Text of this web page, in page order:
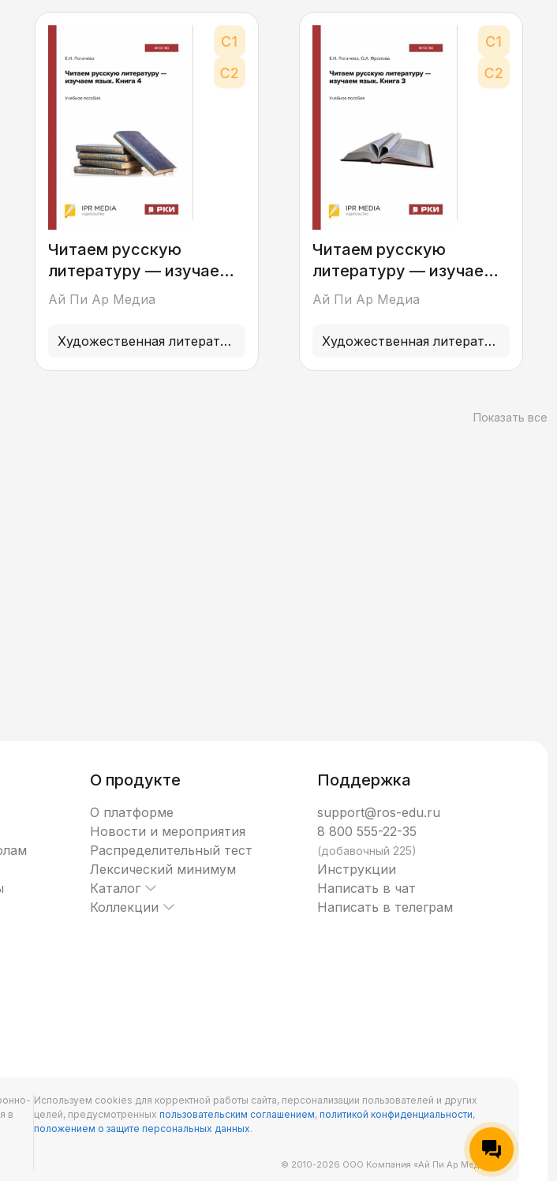
Читаем русскую
литературу — изучаем
язык. В 4 книгах. Кн. 4
Ай Пи Ар Медиа
Художественная литература
Читаем русскую
литературу — изучаем
язык. В 4 книгах. Кн. 3
Ай Пи Ар Медиа
Художественная литература
Показать все
О продукте
О платформе
Новости и мероприятия
Распределительный тест
Лексический минимум
Каталог
Коллекции
Поддержка
support@ros-edu.ru
8 800 555-22-35
(добавочный 225)
Инструкции
Написать в чат
Написать в телеграм
в
Используем cookies для корректной работы сайта, персонализации пользователей и других
целей, предусмотренных пользовательским соглашением, политикой конфиденциальности,
положением о защите персональных данных.
© 2010-2026 ООО Компания «Ай Пи Ар Медиа»